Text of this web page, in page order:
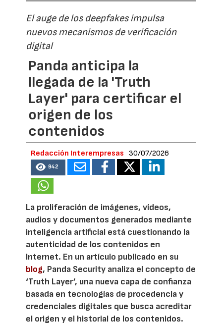
El auge de los deepfakes impulsa
nuevos mecanismos de verificación
digital
Panda anticipa la
llegada de la 'Truth
Layer' para certificar el
origen de los
contenidos
Redacción Interempresas 30/07/2026
942
La proliferación de imágenes, vídeos,
audios y documentos generados mediante
inteligencia artificial está cuestionando la
autenticidad de los contenidos en
Internet. En un artículo publicado en su
blog, Panda Security analiza el concepto de
‘Truth Layer’, una nueva capa de confianza
basada en tecnologías de procedencia y
credenciales digitales que busca acreditar
el origen y el historial de los contenidos.